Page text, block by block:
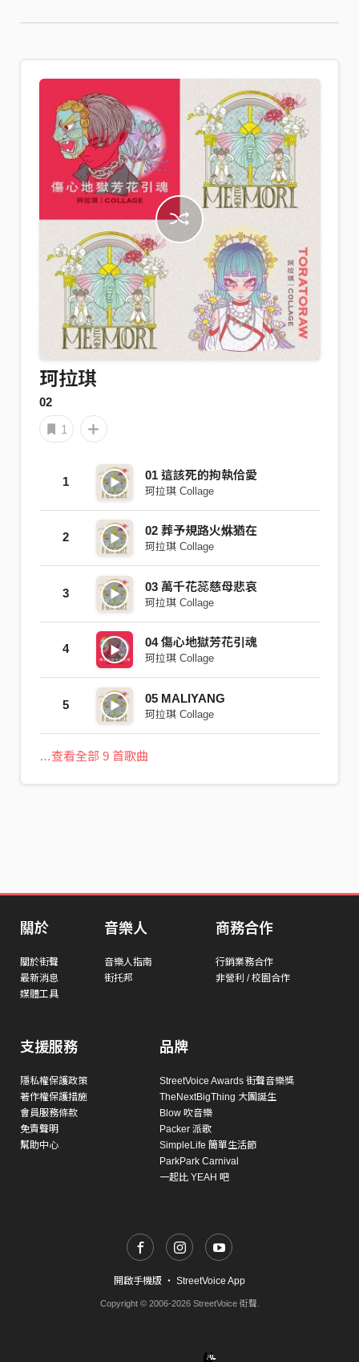
珂拉琪
02
1
1 01 這該死的拘執佮愛
珂拉琪 Collage
2 02 葬予規路火烌猶在
珂拉琪 Collage
3 03 萬千花蕊慈母悲哀
珂拉琪 Collage
4 04 傷心地獄芳花引魂
珂拉琪 Collage
5 05 MALIYANG
珂拉琪 Collage
…查看全部 9 首歌曲
關於
關於街聲
最新消息
媒體工具
音樂人
音樂人指南
街托邦
商務合作
行銷業務合作
非營利 / 校園合作
支援服務
隱私權保護政策
著作權保護措施
會員服務條款
免責聲明
幫助中心
品牌
StreetVoice Awards 街聲音樂獎
TheNextBigThing 大團誕生
Blow 吹音樂
Packer 派歌
SimpleLife 簡單生活節
ParkPark Carnival
一起比 YEAH 吧
開啟手機版 ・ StreetVoice App
Copyright © 2006-2026 StreetVoice 街聲.